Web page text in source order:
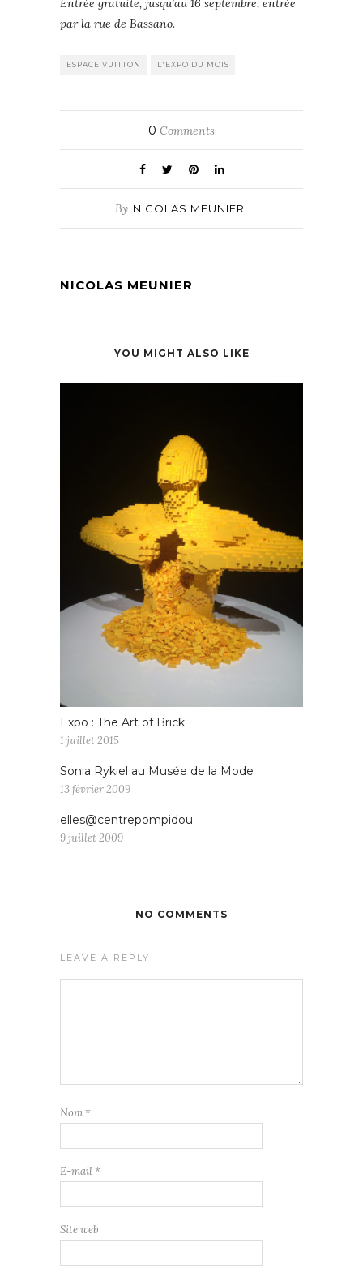
Entrée gratuite, jusqu’au 16 septembre, entrée
par la rue de Bassano.
ESPACE VUITTON L'EXPO DU MOIS
0 Comments
By NICOLAS MEUNIER
NICOLAS MEUNIER
YOU MIGHT ALSO LIKE
Expo : The Art of Brick
1 juillet 2015
Sonia Rykiel au Musée de la Mode
13 février 2009
elles@centrepompidou
9 juillet 2009
NO COMMENTS
LEAVE A REPLY
Nom *
E-mail *
Site web